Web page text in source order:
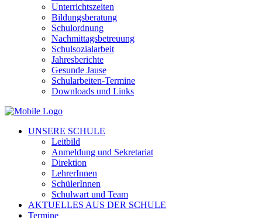
Unterrichtszeiten
Bildungsberatung
Schulordnung
Nachmittagsbetreuung
Schulsozialarbeit
Jahresberichte
Gesunde Jause
Schularbeiten-Termine
Downloads und Links
UNSERE SCHULE
Leitbild
Anmeldung und Sekretariat
Direktion
LehrerInnen
SchülerInnen
Schulwart und Team
AKTUELLES AUS DER SCHULE
Termine